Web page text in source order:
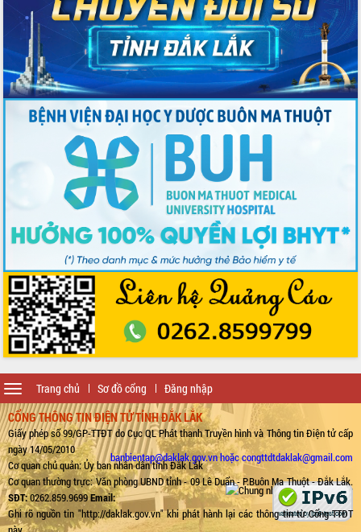
Trang chủ Sơ đồ cổng Đăng nhập
Toggle
navigation
CỔNG THÔNG TIN ĐIỆN TỬ TỈNH ĐẮK LẮK
Giấy phép số 99/GP-TTĐT do Cục QL Phát thanh Truyền hình và Thông tin Điện tử cấp
ngày 14/05/2010
Cơ quan chủ quản: Ủy ban nhân dân tỉnh Đắk Lắk
Cơ quan thường trực: Văn phòng UBND tỉnh - 09 Lê Duẩn - P.Buôn Ma Thuột - Đắk Lắk.
SĐT:0262.859.9699Email:
banbientap@daklak.gov.vn hoặc congttdtdaklak@gmail.com
Ghi rõ nguồn tin "http://daklak.gov.vn" khi phát hành lại các thông tin từ Cổng TTĐT